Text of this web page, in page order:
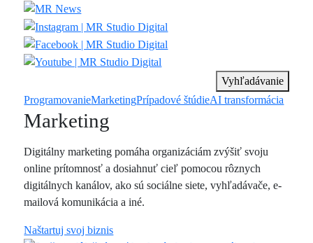
Vyhľadávanie
ProgramovanieMarketingPrípadové štúdieAI transformácia
Marketing
Digitálny marketing pomáha organizáciám zvýšiť svoju
online prítomnosť a dosiahnuť cieľ pomocou rôznych
digitálnych kanálov, ako sú sociálne siete, vyhľadávače, e-
mailová komunikácia a iné.
Naštartuj svoj biznis